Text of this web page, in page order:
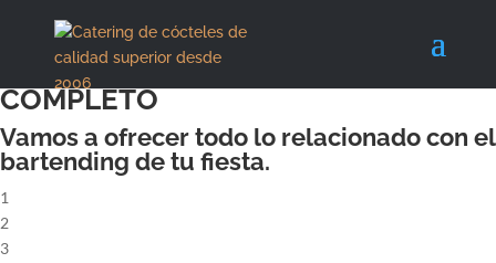
Paso 1/4
ALQUILA UN COCKTAILBAR
COMPLETO
Vamos a ofrecer todo lo relacionado con el
bartending de tu fiesta.
1
2
3